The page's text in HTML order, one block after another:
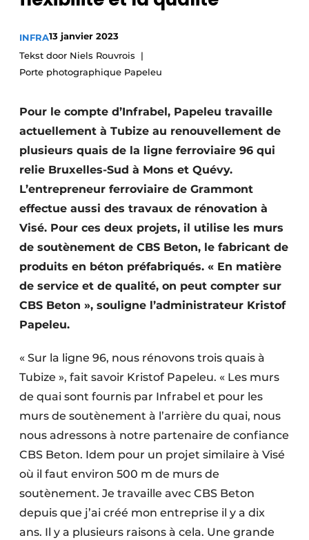
Video’s
Construction bois
Contrôle d’accès
Éclairage
Fondations
Façades
Géotextiles
Infrastructures souterraines et égouttage
Protection solaire
Rénovation
Sécurité incendie
Software
Techniques ferroviaires
Travaux ferroviaires
INFRA13 janvier 2023
Tekst door Niels Rouvrois
Porte photographique Papeleu
Pour le compte d’Infrabel, Papeleu travaille
actuellement à Tubize au renouvellement de
plusieurs quais de la ligne ferroviaire 96 qui
relie Bruxelles-Sud à Mons et Quévy.
L’entrepreneur ferroviaire de Grammont
effectue aussi des travaux de rénovation à
Visé. Pour ces deux projets, il utilise les murs
de soutènement de CBS Beton, le fabricant de
produits en béton préfabriqués. « En matière
de service et de qualité, on peut compter sur
CBS Beton », souligne l’administrateur Kristof
Papeleu.
« Sur la ligne 96, nous rénovons trois quais à
Tubize », fait savoir Kristof Papeleu. « Les murs
de quai sont fournis par Infrabel et pour les
murs de soutènement à l’arrière du quai, nous
nous adressons à notre partenaire de confiance
CBS Beton. Idem pour un projet similaire à Visé
où il faut environ 500 m de murs de
soutènement. Je travaille avec CBS Beton
depuis que j’ai créé mon entreprise il y a dix
ans. Il y a plusieurs raisons à cela. Une grande